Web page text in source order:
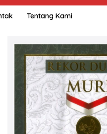
Tentang Kami